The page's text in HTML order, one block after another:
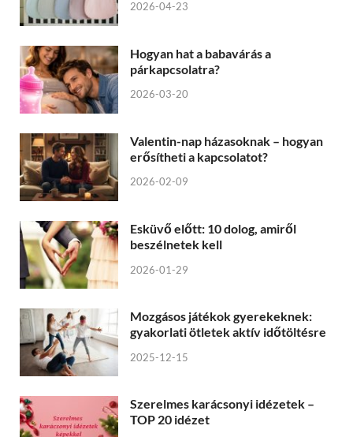
2026-04-23
Hogyan hat a babavárás a
párkapcsolatra?
2026-03-20
Valentin-nap házasoknak – hogyan
erősítheti a kapcsolatot?
2026-02-09
Esküvő előtt: 10 dolog, amiről
beszélnetek kell
2026-01-29
Mozgásos játékok gyerekeknek:
gyakorlati ötletek aktív időtöltésre
2025-12-15
Szerelmes karácsonyi idézetek –
TOP 20 idézet